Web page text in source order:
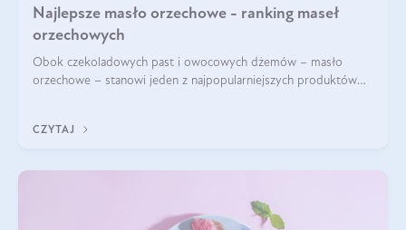
Najlepsze masło orzechowe - ranking maseł
orzechowych
Obok czekoladowych past i owocowych dżemów – masło
orzechowe – stanowi jeden z najpopularniejszych produktów
CZYTAJ